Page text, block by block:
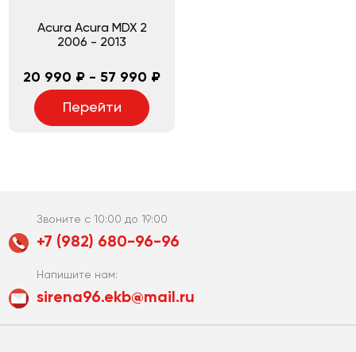
Acura Acura MDX 2
2006 - 2013
20 990 ₽ - 57 990 ₽
Перейти
Звоните с 10:00 до 19:00
+7 (982) 680-96-96
Напишите нам:
sirena96.ekb@mail.ru